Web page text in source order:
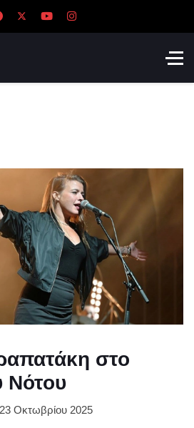
στο
Νότου
23 Οκτωβρίου 2025